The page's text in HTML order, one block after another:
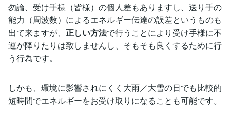
勿論、受け手様（皆様）の個人差もありますし、送り手の
能力（周波数）によるエネルギー伝達の誤差というものも
出て来ますが、 正しい方法で行うことにより受け手様に不
運が降りたりは致しませんし、そもそも良くするために行
う行為です。
しかも、環境に影響されにくく大雨／大雪の日でも比較的
短時間でエネルギーをお受け取りになることも可能です。